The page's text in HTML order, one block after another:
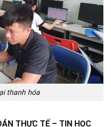
thanh hóa
THỰC TẾ – TIN HỌC